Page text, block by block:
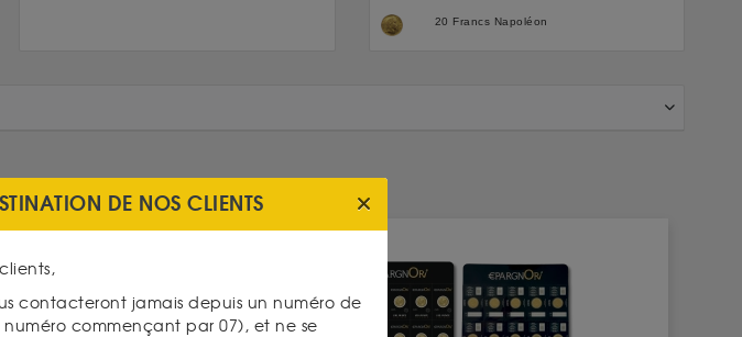
20 Francs Napoléon
DE NOS CLIENTS
contacteront jamais depuis un numéro de
commençant par 07), et ne se